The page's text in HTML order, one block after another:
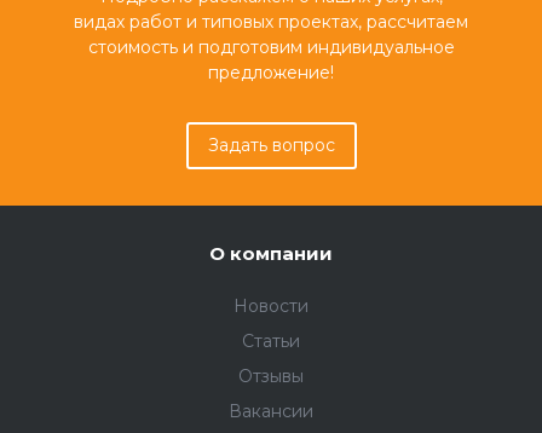
видах работ и типовых проектах, рассчитаем
стоимость и подготовим индивидуальное
предложение!
Задать вопрос
О компании
Новости
Статьи
Отзывы
Вакансии